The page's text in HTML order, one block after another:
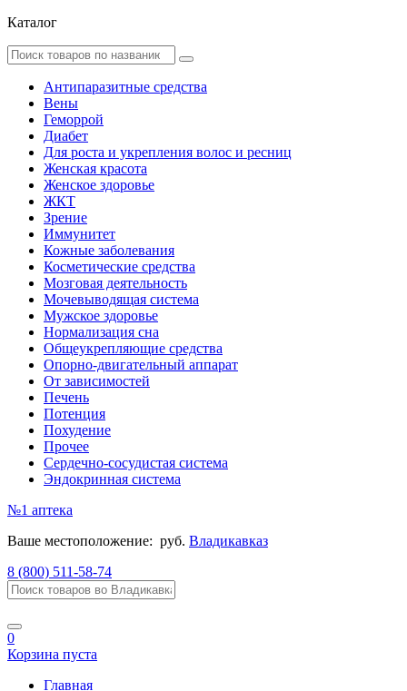
Каталог
Антипаразитные средства
Вены
Геморрой
Диабет
Для роста и укрепления волос и ресниц
Женская красота
Женское здоровье
ЖКТ
Зрение
Иммунитет
Кожные заболевания
Косметические средства
Мозговая деятельность
Мочевыводящая система
Мужское здоровье
Нормализация сна
Общеукрепляющие средства
Опорно-двигательный аппарат
От зависимостей
Печень
Потенция
Похудение
Прочее
Сердечно-сосудистая система
Эндокринная система
№1 аптека
Ваше местоположение: руб. Владикавказ
8 (800) 511-58-74
0
Корзина пуста
Главная